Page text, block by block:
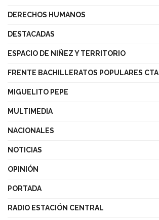
DERECHOS HUMANOS
DESTACADAS
ESPACIO DE NIÑEZ Y TERRITORIO
FRENTE BACHILLERATOS POPULARES CTA
MIGUELITO PEPE
MULTIMEDIA
NACIONALES
NOTICIAS
OPINIÓN
PORTADA
RADIO ESTACIÓN CENTRAL